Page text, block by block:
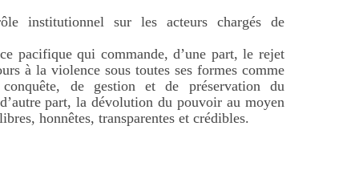
institutionnel sur les acteurs chargés de
pacifique qui commande, d’une part, le rejet
à la violence sous toutes ses formes comme
de gestion et de préservation du
part, la dévolution du pouvoir au moyen
honnêtes, transparentes et crédibles.